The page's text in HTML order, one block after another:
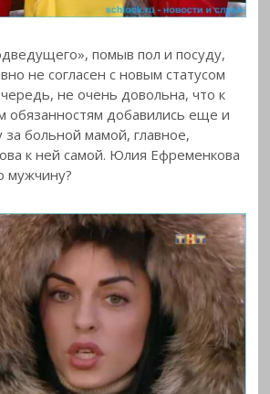
помыв пол и посуду,
не согласен с новым статусом
не очень довольна, что к
обязанностям добавились еще и
за больной мамой, главное,
к ней самой. Юлия Ефременкова
мужчину?